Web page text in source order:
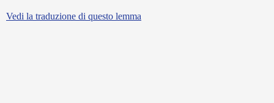
Vedi la traduzione di questo lemma